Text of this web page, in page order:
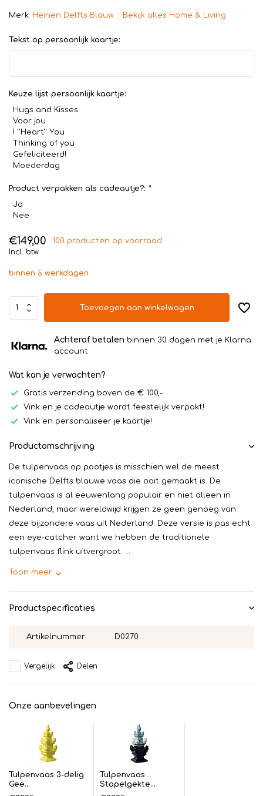
Merk: Heinen Delfts Blauw Bekijk alles Home & Living
Tekst op persoonlijk kaartje:
Keuze lijst persoonlijk kaartje:
Hugs and Kisses
Voor jou
I ''Heart'' You
Thinking of you
Gefeliciteerd!
Moederdag
Product verpakken als cadeautje?: *
Ja
Nee
€149,00
100 producten op voorraad
Incl. btw
binnen 5 werkdagen
Toevoegen aan winkelwagen
Achteraf betalen binnen 30 dagen met je Klarna
account
Wat kan je verwachten?
Gratis verzending boven de € 100,-
Vink en je cadeautje wordt feestelijk verpakt!
Vink en personaliseer je kaartje!
Productomschrijving
De tulpenvaas op pootjes is misschien wel de meest
iconische Delfts blauwe vaas die ooit gemaakt is. De
tulpenvaas is al eeuwenlang populair en niet alleen in
Nederland, maar wereldwijd krijgen ze geen genoeg van
deze bijzondere vaas uit Nederland. Deze versie is pas echt
een eye-catcher want we hebben de traditionele
tulpenvaas flink uitvergroot. ...
Toon meer
Productspecificaties
Artikelnummer D0270
Vergelijk Delen
Onze aanbevelingen
Tulpenvaas 3-delig
Gee...
Tulpenvaas
Stapelgekte...